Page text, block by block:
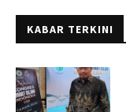
KABAR TERKINI